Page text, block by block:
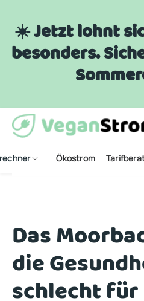
☀️ Jetzt lohnt
besonders.
Ökostrom
Das
die
schlecht für